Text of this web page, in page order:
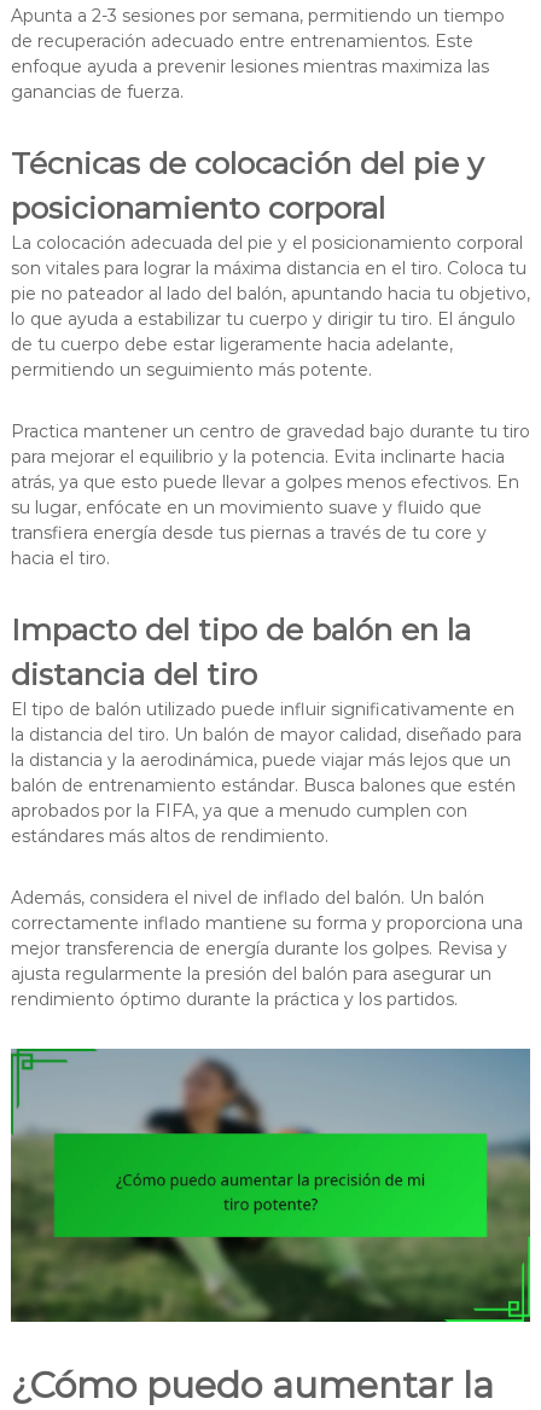
Apunta a 2-3 sesiones por semana, permitiendo un tiempo
de recuperación adecuado entre entrenamientos. Este
enfoque ayuda a prevenir lesiones mientras maximiza las
ganancias de fuerza.
Técnicas de colocación del pie y
posicionamiento corporal
La colocación adecuada del pie y el posicionamiento corporal
son vitales para lograr la máxima distancia en el tiro. Coloca tu
pie no pateador al lado del balón, apuntando hacia tu objetivo,
lo que ayuda a estabilizar tu cuerpo y dirigir tu tiro. El ángulo
de tu cuerpo debe estar ligeramente hacia adelante,
permitiendo un seguimiento más potente.
Practica mantener un centro de gravedad bajo durante tu tiro
para mejorar el equilibrio y la potencia. Evita inclinarte hacia
atrás, ya que esto puede llevar a golpes menos efectivos. En
su lugar, enfócate en un movimiento suave y fluido que
transfiera energía desde tus piernas a través de tu core y
hacia el tiro.
Impacto del tipo de balón en la
distancia del tiro
El tipo de balón utilizado puede influir significativamente en
la distancia del tiro. Un balón de mayor calidad, diseñado para
la distancia y la aerodinámica, puede viajar más lejos que un
balón de entrenamiento estándar. Busca balones que estén
aprobados por la FIFA, ya que a menudo cumplen con
estándares más altos de rendimiento.
Además, considera el nivel de inflado del balón. Un balón
correctamente inflado mantiene su forma y proporciona una
mejor transferencia de energía durante los golpes. Revisa y
ajusta regularmente la presión del balón para asegurar un
rendimiento óptimo durante la práctica y los partidos.
¿Cómo puedo aumentar la